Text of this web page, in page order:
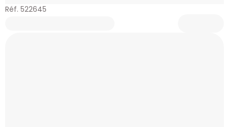
Réf. 522645